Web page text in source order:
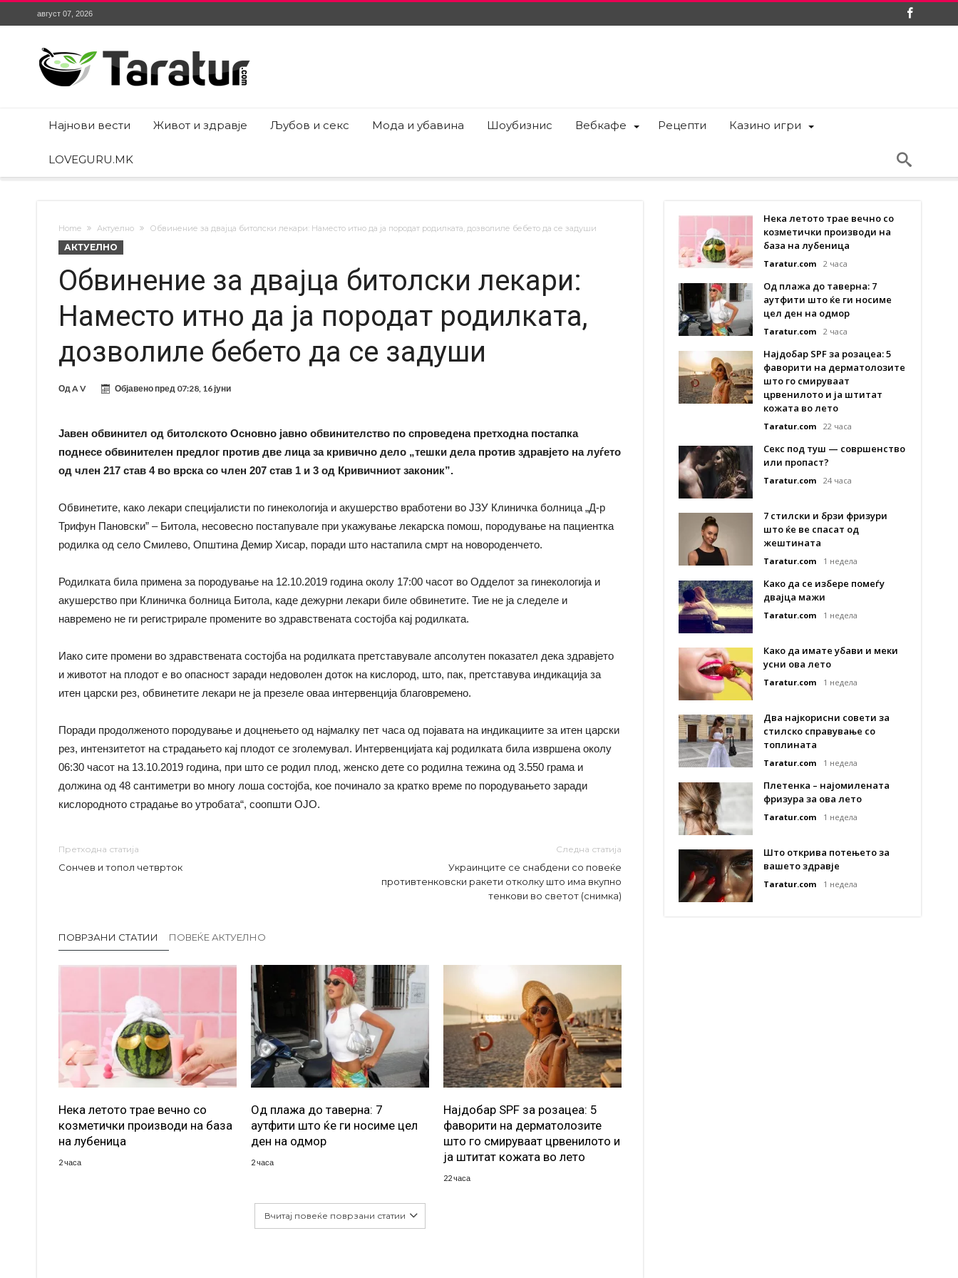
август 07, 2026
Најнови вести Живот и здравје Љубов и секс Мода и убавина Шоубизнис Вебкафе Рецепти Казино игри
LOVEGURU.MK
Home Актуелно Обвинение за двајца битолски лекари: Наместо итно да ја породат родилката, дозволиле бебето да се задуши
АКТУЕЛНО
Обвинение за двајца битолски лекари:
Наместо итно да ја породат родилката,
дозволиле бебето да се задуши
ОдA V Објавено пред 07:28, 16 јуни
Јавен обвинител од битолското Основно јавно обвинителство по спроведена претходна постапка
поднесе обвинителен предлог против две лица за кривично дело „тешки дела против здравјето на луѓето
од член 217 став 4 во врска со член 207 став 1 и 3 од Кривичниот законик”.
Обвинетите, како лекари специјалисти по гинекологија и акушерство вработени во ЈЗУ Клиничка болница „Д-р
Трифун Пановски” – Битола, несовесно постапувале при укажување лекарска помош, породување на пациентка
родилка од село Смилево, Општина Демир Хисар, поради што настапила смрт на новороденчето.
Родилката била примена за породување на 12.10.2019 година околу 17:00 часот во Одделот за гинекологија и
акушерство при Клиничка болница Битола, каде дежурни лекари биле обвинетите. Тие не ја следеле и
навремено не ги регистрирале промените во здравствената состојба кај родилката.
Иако сите промени во здравствената состојба на родилката претставувале апсолутен показател дека здравјето
и животот на плодот е во опасност заради недоволен доток на кислород, што, пак, претставува индикација за
итен царски рез, обвинетите лекари не ја презеле оваа интервенција благовремено.
Поради продолженото породување и доцнењето од најмалку пет часа од појавата на индикациите за итен царски
рез, интензитетот на страдањето кај плодот се зголемувал. Интервенцијата кај родилката била извршена околу
06:30 часот на 13.10.2019 година, при што се родил плод, женско дете со родилна тежина од 3.550 грама и
должина од 48 сантиметри во многу лоша состојба, кое починало за кратко време по породувањето заради
кислородното страдање во утробата“, соопшти ОЈО.
Претходна статија
Сончев и топол четврток
Следна статија
Украинците се снабдени со повеќе
противтенковски ракети отколку што има вкупно
тенкови во светот (снимка)
ПОВРЗАНИ СТАТИИ ПОВЕЌЕ АКТУЕЛНО
Нека летото трае вечно со
козметички производи на база
на лубеница
2 часа
Од плажа до таверна: 7
аутфити што ќе ги носиме цел
ден на одмор
2 часа
Најдобар SPF за розацеа: 5
фаворити на дерматолозите
што го смируваат црвенилото и
ја штитат кожата во лето
22 часа
Вчитај повеќе поврзани статии
Нека летото трае вечно со
козметички производи на
база на лубеница
Taratur.com 2 часа
Од плажа до таверна: 7
аутфити што ќе ги носиме
цел ден на одмор
Taratur.com 2 часа
Најдобар SPF за розацеа: 5
фаворити на дерматолозите
што го смируваат
црвенилото и ја штитат
кожата во лето
Taratur.com 22 часа
Секс под туш — совршенство
или пропаст?
Taratur.com 24 часа
7 стилски и брзи фризури
што ќе ве спасат од
жештината
Taratur.com 1 недела
Како да се избере помеѓу
двајца мажи
Taratur.com 1 недела
Како да имате убави и меки
усни ова лето
Taratur.com 1 недела
Два најкорисни совети за
стилско справување со
топлината
Taratur.com 1 недела
Плетенка – најомилената
фризура за ова лето
Taratur.com 1 недела
Што открива потењето за
вашето здравје
Taratur.com 1 недела